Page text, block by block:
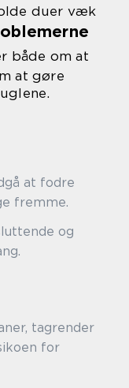
duer væk
både om at
at gøre
at fodre
fremme.
og
tagrender
for